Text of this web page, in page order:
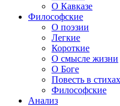
О Кавказе
Философские
О поэзии
Легкие
Короткие
О смысле жизни
О Боге
Повесть в стихах
Философские
Анализ